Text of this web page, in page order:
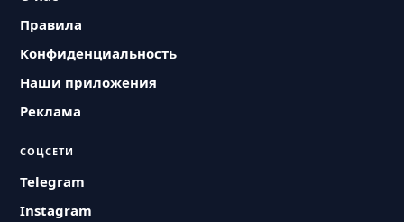
Правила
Конфиденциальность
Наши приложения
Реклама
СОЦСЕТИ
Telegram
Instagram